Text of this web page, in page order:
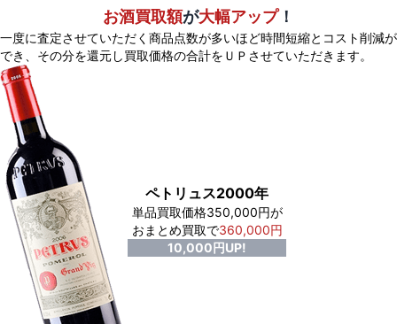
お酒買取額が大幅アップ！
一度に査定させていただく商品点数が多いほど時間短縮とコスト削減が
でき、 その分を還元し買取価格の合計をＵＰさせていただきます。
ペトリュス2000年
単品買取価格350,000円が
おまとめ買取で360,000円
10,000円UP!